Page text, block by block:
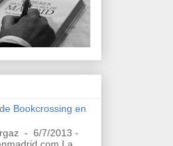
Bookcrossing en
- 6/7/2013 -
La